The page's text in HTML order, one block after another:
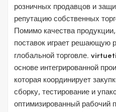
розничных продавцов и
репутацию собственных
Помимо качества
поставок играет решающую
глобальной торговле.
основе интегрированной
которая координирует
сборку, тестирование и
оптимизированный рабочий